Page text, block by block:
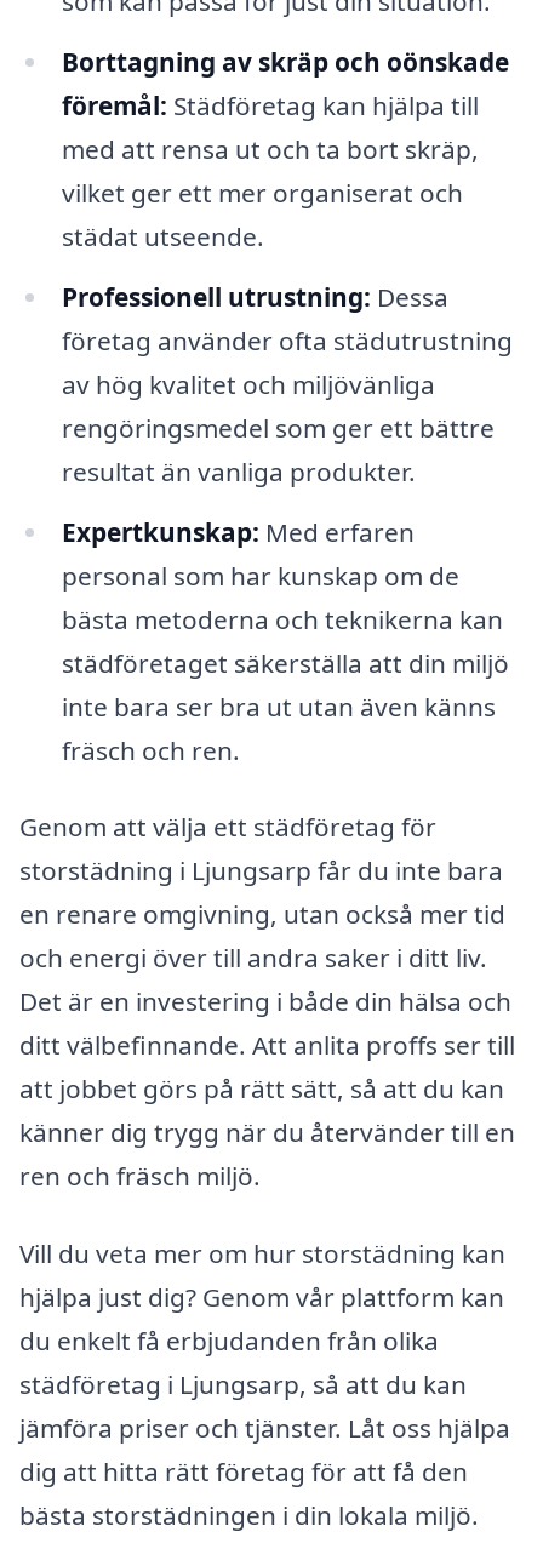
Borttagning av skräp och oönskade
föremål: Städföretag kan hjälpa till
med att rensa ut och ta bort skräp,
vilket ger ett mer organiserat och
städat utseende.
Professionell utrustning: Dessa
företag använder ofta städutrustning
av hög kvalitet och miljövänliga
rengöringsmedel som ger ett bättre
resultat än vanliga produkter.
Expertkunskap: Med erfaren
personal som har kunskap om de
bästa metoderna och teknikerna kan
städföretaget säkerställa att din miljö
inte bara ser bra ut utan även känns
fräsch och ren.
Genom att välja ett städföretag för
storstädning i Ljungsarp får du inte bara
en renare omgivning, utan också mer tid
och energi över till andra saker i ditt liv.
Det är en investering i både din hälsa och
ditt välbefinnande. Att anlita proffs ser till
att jobbet görs på rätt sätt, så att du kan
känner dig trygg när du återvänder till en
ren och fräsch miljö.
Vill du veta mer om hur storstädning kan
hjälpa just dig? Genom vår plattform kan
du enkelt få erbjudanden från olika
städföretag i Ljungsarp, så att du kan
jämföra priser och tjänster. Låt oss hjälpa
dig att hitta rätt företag för att få den
bästa storstädningen i din lokala miljö.